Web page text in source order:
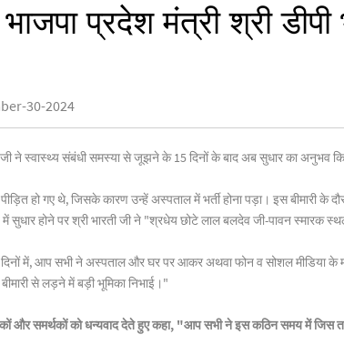
भाजपा प्रदेश मंत्री श्री
30-2024
जी ने स्वास्थ्य संबंधी समस्या से जूझने के 15 दिनों के बाद अब सुधार का
पीड़ित हो गए थे, जिसके कारण उन्हें अस्पताल में भर्ती होना पड़ा। इस
सुधार होने पर श्री भारती जी ने "श्रधेय छोटे लाल बलदेव जी-पावन स्मारक
में, आप सभी ने अस्पताल और घर पर आकर अथवा फोन व सोशल मीडिया
से लड़ने में बड़ी भूमिका निभाई।"
और समर्थकों को धन्यवाद देते हुए कहा, "आप सभी ने इस कठिन समय में जिस